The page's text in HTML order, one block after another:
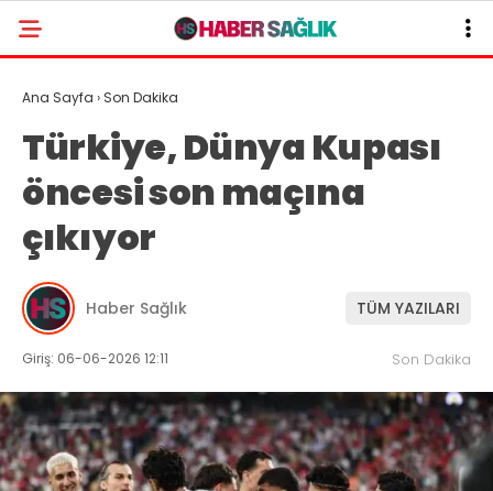
Ana Sayfa › Son Dakika
Türkiye, Dünya Kupası
öncesi son maçına
çıkıyor
Haber Sağlık TÜM YAZILARI
Giriş: 06-06-2026 12:11 Son Dakika